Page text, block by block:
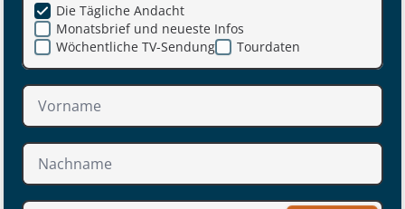
Monatsbrief und neueste Infos
Die Tägliche Andacht
Wöchentliche TV-Sendung Tourdaten